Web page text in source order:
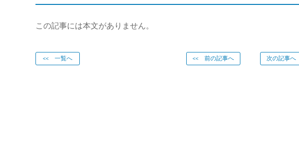
この記事には本文がありません。
<< 前の記事へ 次の記事へ
<< 一覧へ